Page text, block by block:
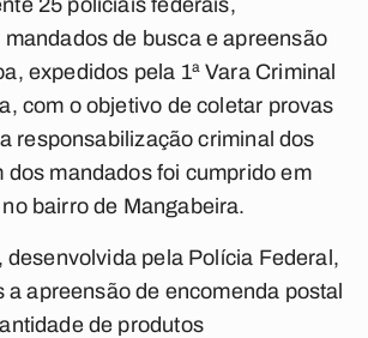
25 policiais federais,
de busca e apreensão
expedidos pela 1ª Vara Criminal
com o objetivo de coletar provas
responsabilização criminal dos
dos mandados foi cumprido em
bairro de Mangabeira.
desenvolvida pela Polícia Federal,
a apreensão de encomenda postal
de produtos